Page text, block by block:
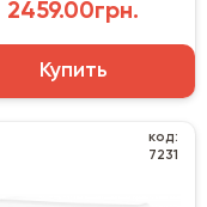
2459.00грн.
Купить
код:
7231